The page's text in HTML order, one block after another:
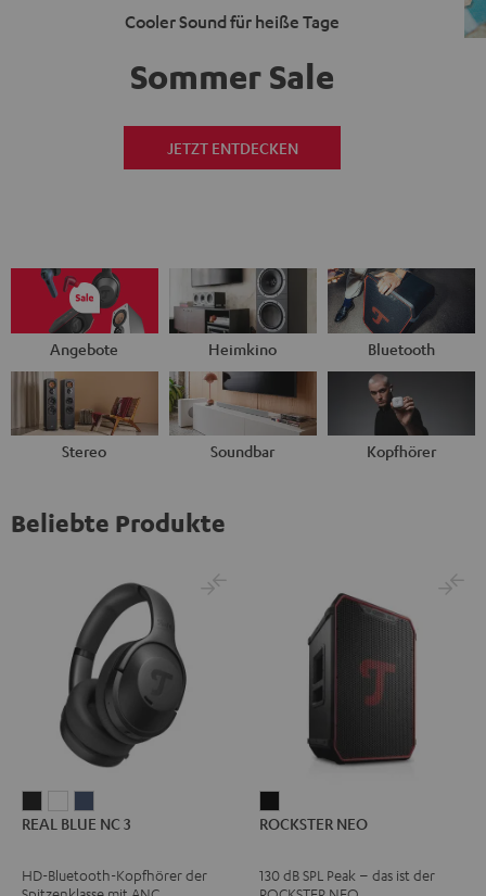
Cooler Sound für heiße Tage
Sommer Sale
JETZT ENTDECKEN
Angebote Heimkino Bluetooth
Stereo Soundbar Kopfhörer
Beliebte Produkte
BLUE
3
BLUE
3
BLUE
3
REAL BLUE NC 3
HD-Bluetooth-Kopfhörer der
NEO
ROCKSTER NEO
130 dB SPL Peak – das ist der